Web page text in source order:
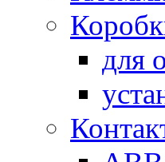
для